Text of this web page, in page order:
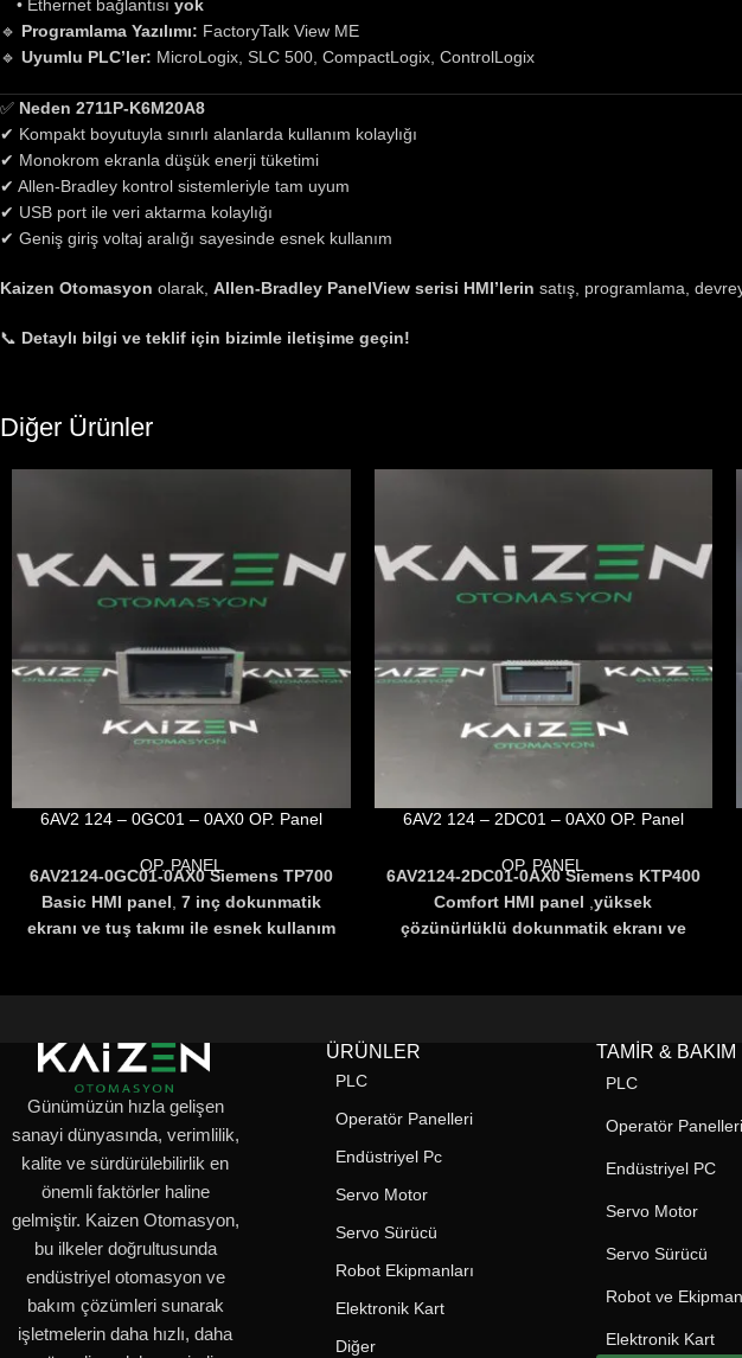
• Ethernet bağlantısı yok
🔹 Programlama Yazılımı: FactoryTalk View ME
🔹 Uyumlu PLC’ler: MicroLogix, SLC 500, CompactLogix, ControlLogix
✅ Neden 2711P-K6M20A8
✔ Kompakt boyutuyla sınırlı alanlarda kullanım kolaylığı
✔ Monokrom ekranla düşük enerji tüketimi
✔ Allen-Bradley kontrol sistemleriyle tam uyum
✔ USB port ile veri aktarma kolaylığı
✔ Geniş giriş voltaj aralığı sayesinde esnek kullanım
Kaizen Otomasyon olarak, Allen-Bradley PanelView serisi HMI’lerin satış, programlama,
📞 Detaylı bilgi ve teklif için bizimle iletişime geçin!
Diğer Ürünler
6AV2 124 – 0GC01 – 0AX0 OP. Panel
OP. PANEL
6AV2124-0GC01-0AX0 Siemens TP700
Basic HMI panel 7 inç dokunmatik
ekranı ve tuş takımı ile esnek kullanım
otomasyon çözümüdür
6AV2 124 – 2DC01 – 0AX0 OP. Panel
OP. PANEL
6AV2124-2DC01-0AX0 Siemens KTP400
Comfort HMI panel ,yüksek
çözünürlüklü dokunmatik ekranı ve
programlanabilir ve IP65 koruması
sayesinde dayanıklıdır.
Günümüzün hızla gelişen
sanayi dünyasında, verimlilik,
kalite ve sürdürülebilirlik en
önemli faktörler haline
gelmiştir. Kaizen Otomasyon,
bu ilkeler doğrultusunda
endüstriyel otomasyon ve
bakım çözümleri sunarak
işletmelerin daha hızlı, daha
ÜRÜNLER
PLC
Operatör Panelleri
Endüstriyel Pc
Servo Motor
Servo Sürücü
Robot Ekipmanları
Elektronik Kart
Diğer
TAMIR & BAKIM
PLC
Operatör Panelleri
Endüstriyel PC
Servo Motor
Servo Sürücü
Robot ve
Elektronik Kart